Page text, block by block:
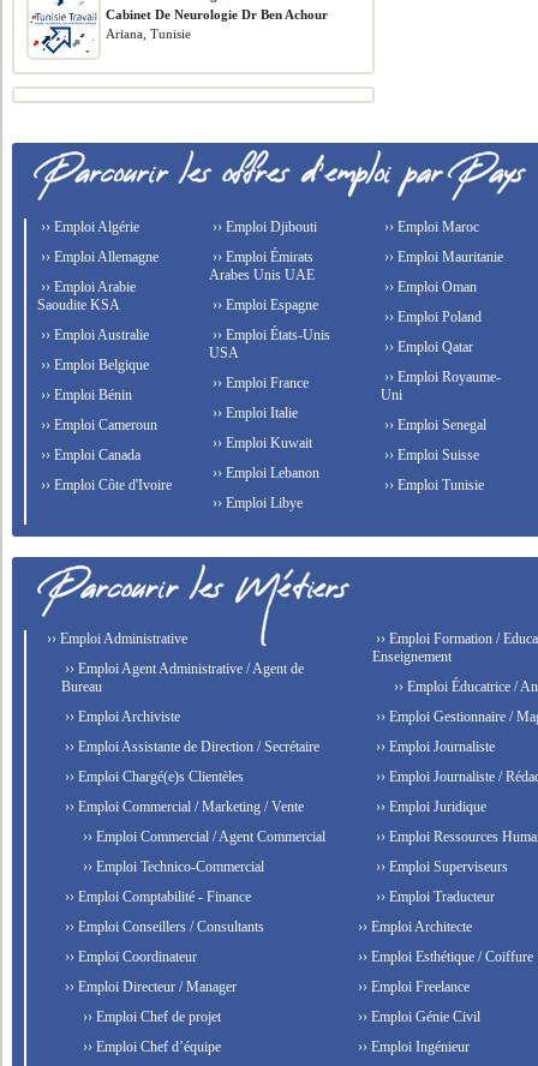
Cabinet De Neurologie Dr Ben Achour
Ariana, Tunisie
›› Emploi Algérie
›› Emploi Allemagne
›› Emploi Arabie
Saoudite KSA
›› Emploi Australie
›› Emploi Belgique
›› Emploi Bénin
›› Emploi Cameroun
›› Emploi Canada
›› Emploi Côte d'Ivoire
›› Emploi Djibouti
›› Emploi Émirats
Arabes Unis UAE
›› Emploi Espagne
›› Emploi États-Unis
USA
›› Emploi France
›› Emploi Italie
›› Emploi Kuwait
›› Emploi Lebanon
›› Emploi Libye
›› Emploi Maroc
›› Emploi Mauritanie
›› Emploi Oman
›› Emploi Poland
›› Emploi Qatar
›› Emploi Royaume-
Uni
›› Emploi Senegal
›› Emploi Suisse
›› Emploi Tunisie
›› Emploi Administrative
›› Emploi Agent Administrative / Agent de
Bureau
›› Emploi Archiviste
›› Emploi Assistante de Direction / Secrétaire
›› Emploi Chargé(e)s Clientèles
›› Emploi Commercial / Marketing / Vente
›› Emploi Commercial / Agent Commercial
›› Emploi Technico-Commercial
›› Emploi Comptabilité - Finance
›› Emploi Conseillers / Consultants
›› Emploi Coordinateur
›› Emploi Directeur / Manager
›› Emploi Chef de projet
›› Emploi Chef d’équipe
›› Emploi Formation /
Enseignement
›› Emploi Éducatrice /
›› Emploi Gestionnaire /
›› Emploi Journaliste
›› Emploi Journaliste /
›› Emploi Juridique
›› Emploi Ressources
›› Emploi Superviseurs
›› Emploi Traducteur
›› Emploi Architecte
›› Emploi Esthétique / Coiffure
›› Emploi Freelance
›› Emploi Génie Civil
›› Emploi Ingénieur